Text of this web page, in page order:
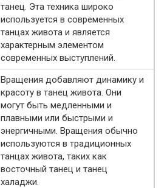
танец. Эта техника широко
используется в современных
танцах живота и является
характерным элементом
современных выступлений.
Вращения добавляют динамику и
красоту в танец живота. Они
могут быть медленными и
плавными или быстрыми и
энергичными. Вращения обычно
используются в традиционных
танцах живота, таких как
восточный танец и танец
халаджи.